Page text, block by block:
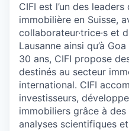
CIFI est l’un des
immobilière en Suisse,
collaborateur·trice·s et
Lausanne ainsi qu’à
30 ans, CIFI propose
destinés au secteur
international. CIFI
investisseurs,
immobiliers grâce à
analyses scientifiques